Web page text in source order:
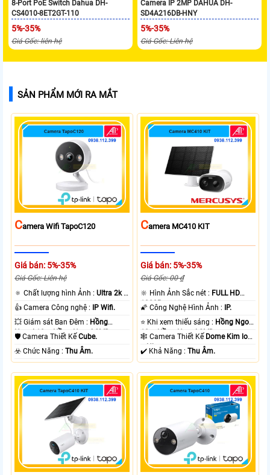
8-Port PoE Switch Dahua DH-
CS4010-8ET2GT-110
5%-35%
Giá Gốc: liên hệ
Camera IP 2MP DAHUA DH-
SD4A216DB-HNY
5%-35%
Giá Gốc: Liên hệ
SẢN PHẨM MỚI RA MẮT
CAmera Wifi TapoC120
Giá bán: 5%-35%
Giá Gốc: Liên hệ
🔅 Chất lượng hình Ảnh :Ultra 2k +
.
👍 Camera Công nghệ :
IP Wifi.
💥 Giám sát Ban Đêm : Hồng
Ngoại 10m Hồng Ngoại SMD.
🛡 Camera Thiết KếCube.
️☣️ Chức Năng :Thu Âm.
CAmera MC410 KIT
Giá bán: 5%-35%
Giá Gốc: 00 ₫
🔆 Hình Ảnh Sắc nét : FULL HD
1080P .
🌠 Công Nghệ Hình Ảnh :
IP.
⭐ Khi xem thiếu sáng : Hồng Ngoại
10m Hồng Ngoại SMD.
🕸️ Camera Thiết Kế Dome Kim loại
+ Nhựa.
️✔️ Khả Năng :Thu Âm.